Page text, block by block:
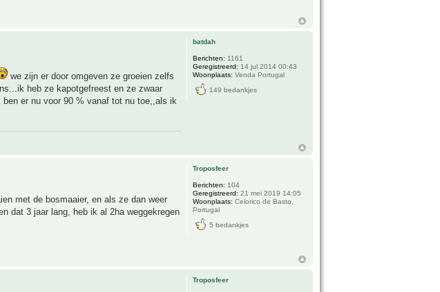
we zijn er door omgeven ze groeien zelfs
heb ze kapotgefreest en ze zwaar
er nu voor 90 % vanaf tot nu toe,,als ik
batdah
Berichten: 1161
Geregistreerd: 14 jul 2014 00:43
Woonplaats: Venda Portugal
149 bedankjes
met de bosmaaier, en als ze dan weer
dat 3 jaar lang, heb ik al 2ha weggekregen
Troposfeer
Berichten: 104
Geregistreerd: 21 mei 2019 14:05
Woonplaats: Celorico de Basto,
Portugal
5 bedankjes
Troposfeer